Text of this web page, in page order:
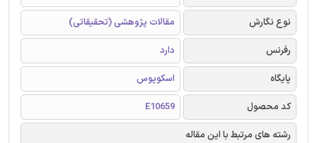
نوع نگارش
مقالات پژوهشی (تحقیقاتی)
رفرنس
دارد
پایگاه
اسکوپوس
کد محصول
E10659
رشته های مرتبط با این مقاله